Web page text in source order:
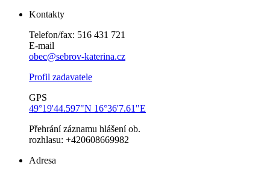
Kontakty
Telefon/fax: 516 431 721
E-mail
obec@sebrov-katerina.cz
Profil zadavatele
GPS
49°19'44.597"N 16°36'7.61"E
Přehrání záznamu hlášení ob.
rozhlasu: +420608669982
Adresa